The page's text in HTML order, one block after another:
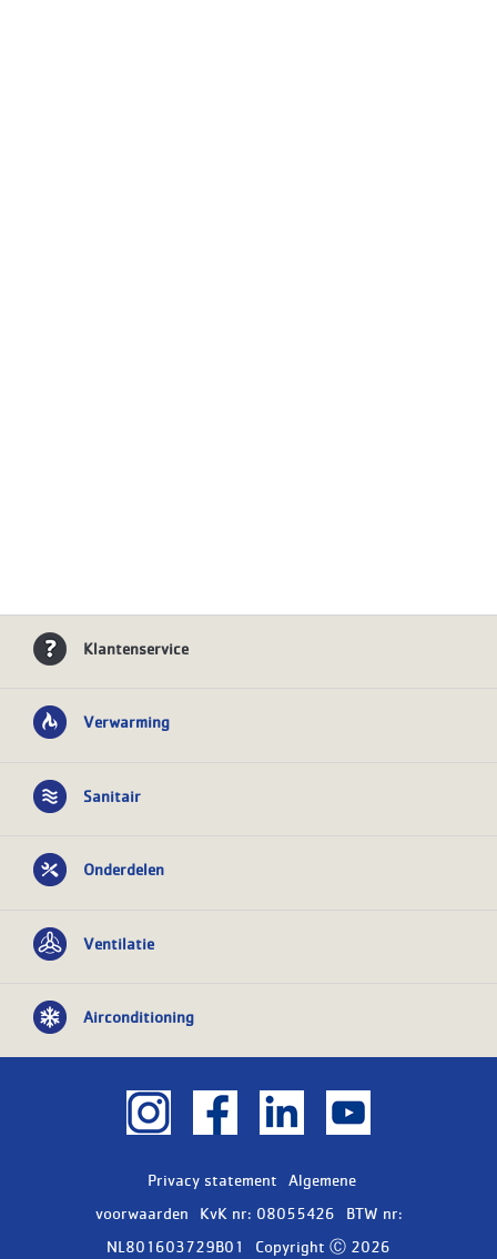
Klantenservice
Verwarming
Sanitair
Onderdelen
Ventilatie
Airconditioning
Privacy statement
Algemene
voorwaarden
KvK nr: 08055426
BTW nr:
NL801603729B01
Copyright Ⓒ 2026